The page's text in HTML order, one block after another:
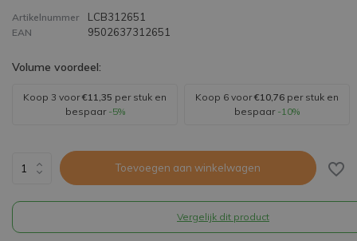
Artikelnummer LCB312651
EAN 9502637312651
Volume voordeel:
Koop 3 voor€11,35 per stuk en
bespaar -5%
Koop 6 voor€10,76 per stuk en
bespaar -10%
Toevoegen aan winkelwagen
Vergelijk dit product